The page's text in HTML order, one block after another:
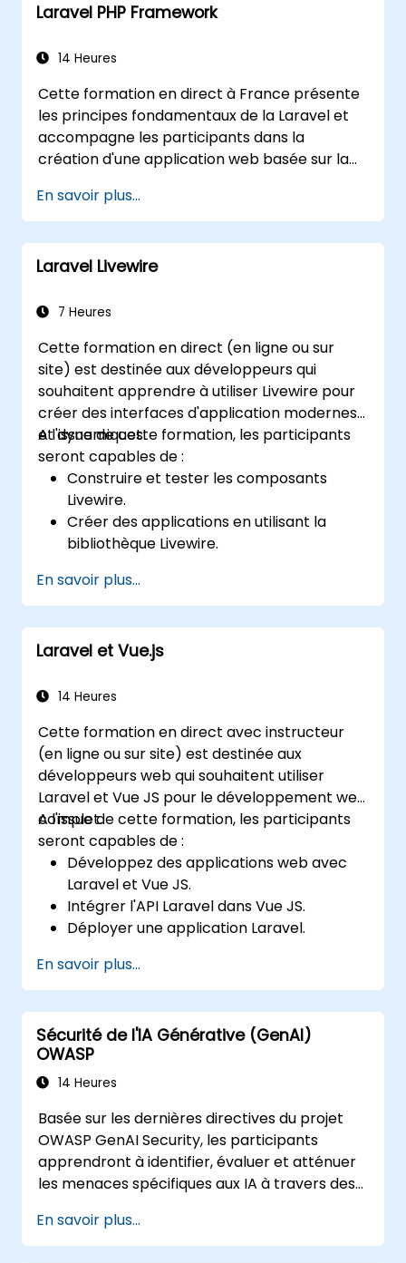
Web Storage pour les applications hors
Laravel PHP Framework
14 Heures
Cette formation en direct à France présente
les principes fondamentaux de la Laravel et
accompagne les participants dans la
création d'une application web basée sur la
En savoir plus...
Laravel Livewire
7 Heures
Cette formation en direct (en ligne ou sur
site) est destinée aux développeurs qui
souhaitent apprendre à utiliser Livewire pour
créer des interfaces d'application modernes
et dynamiques.
A l'issue de cette formation, les participants
seront capables de :
Construire et tester les composants
Livewire.
Créer des applications en utilisant la
bibliothèque Livewire.
PHP.
En savoir plus...
Laravel et Vue.js
14 Heures
Cette formation en direct avec instructeur
(en ligne ou sur site) est destinée aux
développeurs web qui souhaitent utiliser
Laravel et Vue JS pour le développement web
complet.
A l'issue de cette formation, les participants
seront capables de :
Développez des applications web avec
Laravel et Vue JS.
Intégrer l'API Laravel dans Vue JS.
Déployer une application Laravel.
En savoir plus...
Sécurité de l'IA Générative (GenAI)
OWASP
14 Heures
Basée sur les dernières directives du projet
OWASP GenAI Security, les participants
apprendront à identifier, évaluer et atténuer
les menaces spécifiques aux IA à travers des
En savoir plus...